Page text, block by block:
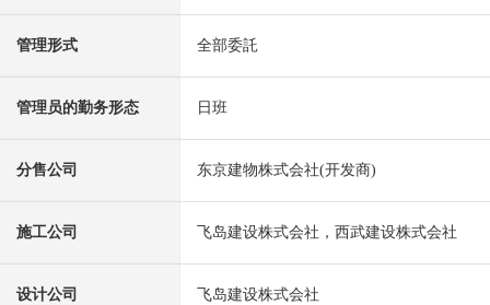
管理形式 全部委託
管理员的勤务形态 日班
分售公司 东京建物株式会社(开发商)
施工公司 飞岛建设株式会社，西武建设株式会社
设计公司 飞岛建设株式会社